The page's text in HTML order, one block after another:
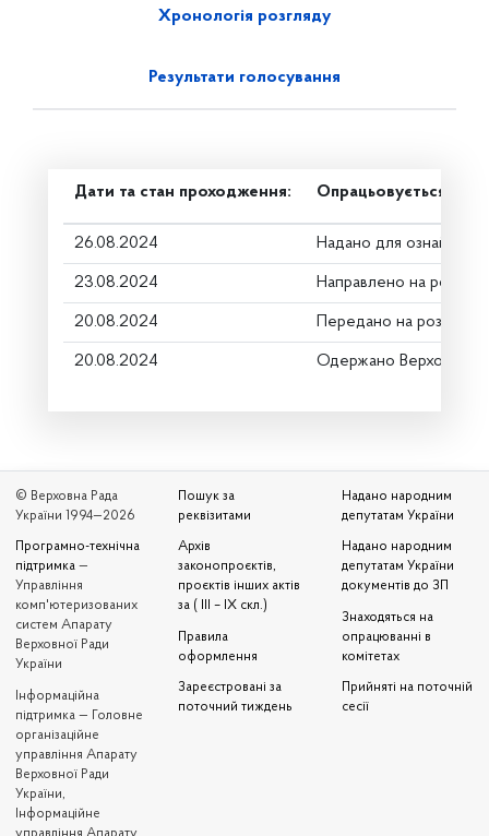
Хронологія розгляду
Результати голосування
Дати та стан проходження: Опрацьовується в
26.08.2024 Надано для
23.08.2024 Направлено на
20.08.2024 Передано на розгляд
20.08.2024 Одержано Верховною
© Верховна Рада
України 1994—2026
Програмно-технічна
підтримка —
Управління
комп'ютеризованих
систем Апарату
Верховної Ради
України
Iнформаційна
підтримка — Головне
організаційне
управління Апарату
Верховної Ради
України,
Інформаційне
управління Апарату
Пошук за
реквізитами
Архів
законопроєктів,
проєктів інших актів
за ( III – IX скл.)
Правила
оформлення
Зареєстровані за
поточний тиждень
Надано народним
депутатам України
Надано народним
депутатам України
документів до ЗП
Знаходяться на
опрацюванні в
комітетах
Прийняті на поточній
сесії